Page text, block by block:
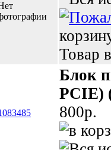
Товар
Блок
PCIE)
800p.